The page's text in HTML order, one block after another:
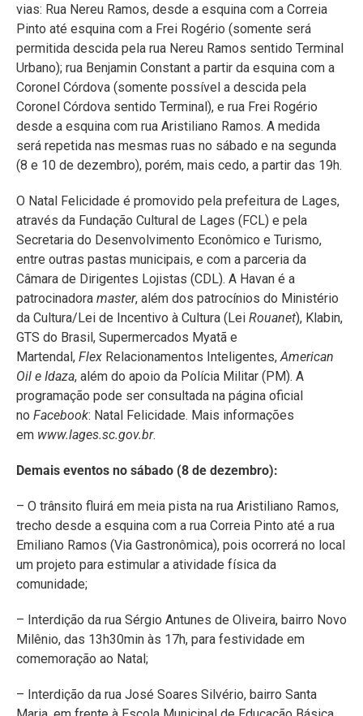
vias: Rua Nereu Ramos, desde a esquina com a Correia
Pinto até esquina com a Frei Rogério (somente será
permitida descida pela rua Nereu Ramos sentido Terminal
Urbano); rua Benjamin Constant a partir da esquina com a
Coronel Córdova (somente possível a descida pela
Coronel Córdova sentido Terminal), e rua Frei Rogério
desde a esquina com rua Aristiliano Ramos. A medida
será repetida nas mesmas ruas no sábado e na segunda
(8 e 10 de dezembro), porém, mais cedo, a partir das 19h.
O Natal Felicidade é promovido pela prefeitura de Lages,
através da Fundação Cultural de Lages (FCL) e pela
Secretaria do Desenvolvimento Econômico e Turismo,
entre outras pastas municipais, e com a parceria da
Câmara de Dirigentes Lojistas (CDL). A Havan é a
patrocinadora master, além dos patrocínios do Ministério
da Cultura/Lei de Incentivo à Cultura (Lei Rouanet), Klabin,
GTS do Brasil, Supermercados Myatã e
Martendal, Flex Relacionamentos Inteligentes, American
Oil e Idaza, além do apoio da Polícia Militar (PM). A
programação pode ser consultada na página oficial
no Facebook: Natal Felicidade. Mais informações
em www.lages.sc.gov.br.
Demais eventos no sábado (8 de dezembro):
– O trânsito fluirá em meia pista na rua Aristiliano Ramos,
trecho desde a esquina com a rua Correia Pinto até a rua
Emiliano Ramos (Via Gastronômica), pois ocorrerá no local
um projeto para estimular a atividade física da
comunidade;
– Interdição da rua Sérgio Antunes de Oliveira, bairro Novo
Milênio, das 13h30min às 17h, para festividade em
comemoração ao Natal;
– Interdição da rua José Soares Silvério, bairro Santa